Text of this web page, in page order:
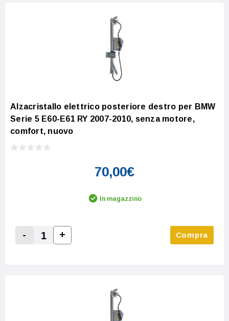
Alzacristallo elettrico posteriore destro per BMW
Serie 5 E60-E61 RY 2007-2010, senza motore,
comfort, nuovo
70,00€
In magazzino
Decrease Quantity:
-
Increase Quantity:
+ Compra